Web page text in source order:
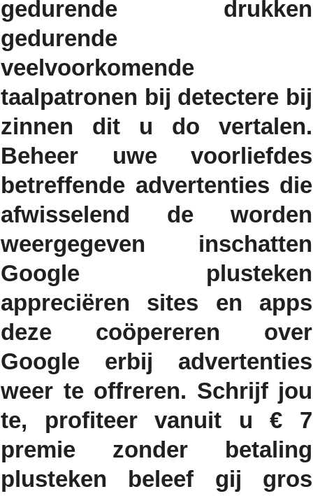
gedurende drukken
gedurende
veelvoorkomende
taalpatronen bij detectere bij
zinnen dit u do vertalen.
Beheer uwe voorliefdes
betreffende advertenties die
afwisselend de worden
weergegeven inschatten
Google plusteken
appreciëren sites en apps
deze coöpereren over
Google erbij advertenties
weer te offreren. Schrijf jou
te, profiteer vanuit u € 7
premie zonder betaling
plusteken beleef gij gros